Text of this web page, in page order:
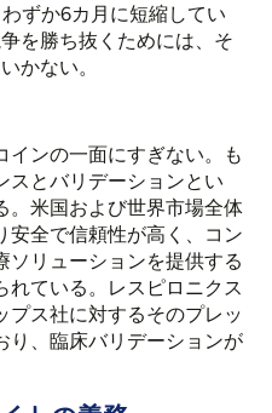
ずか6カ月に短縮してい
を勝ち抜くためには、そ
かない。
インの一面にすぎない。も
スとバリデーションとい
。米国および世界市場全体
安全で信頼性が高く、コン
ソリューションを提供する
れている。レスピロニクス
プス社に対するそのプレッ
り、臨床バリデーションが